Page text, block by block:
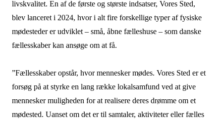
livskvalitet. En af de første og største indsatser, Vores Sted,
blev lanceret i 2024, hvor i alt fire forskellige typer af fysiske
mødesteder er udviklet – små, åbne fælleshuse – som danske
fællesskaber kan ansøge om at få.
”Fællesskaber opstår, hvor mennesker mødes. Vores Sted er et
forsøg på at styrke en lang række lokalsamfund ved at give
mennesker muligheden for at realisere deres drømme om et
mødested. Uanset om det er til samtaler, aktiviteter eller fælles